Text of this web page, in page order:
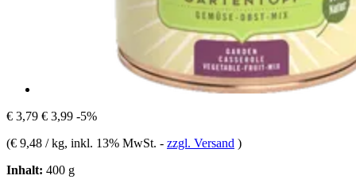
€ 3,79 € 3,99 -5%
(€ 9,48 / kg, inkl. 13% MwSt. - zzgl. Versand )
Inhalt: 400 g